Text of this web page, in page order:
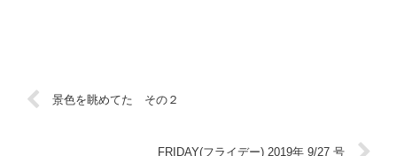
景色を眺めてた その２
FRIDAY(フライデー) 2019年 9/27 号